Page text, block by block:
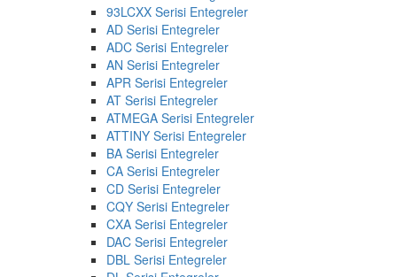
93LCXX Serisi Entegreler
AD Serisi Entegreler
ADC Serisi Entegreler
AN Serisi Entegreler
APR Serisi Entegreler
AT Serisi Entegreler
ATMEGA Serisi Entegreler
ATTINY Serisi Entegreler
BA Serisi Entegreler
CA Serisi Entegreler
CD Serisi Entegreler
CQY Serisi Entegreler
CXA Serisi Entegreler
DAC Serisi Entegreler
DBL Serisi Entegreler